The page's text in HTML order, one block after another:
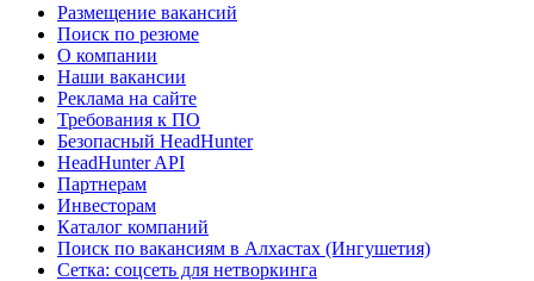
Размещение вакансий
Поиск по резюме
О компании
Наши вакансии
Реклама на сайте
Требования к ПО
Безопасный HeadHunter
HeadHunter API
Партнерам
Инвесторам
Каталог компаний
Поиск по вакансиям в Алхастах (Ингушетия)
Сетка: соцсеть для нетворкинга